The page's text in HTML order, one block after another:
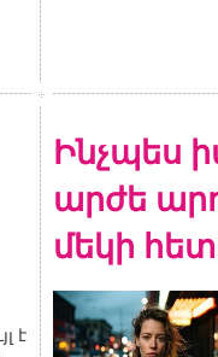
է
Ինչպես
արժե
մեկի